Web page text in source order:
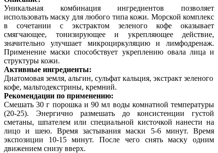
Уникальная комбинация ингредиентов позволяет
использовать маску для любого типа кожи. Морской комплекс
в сочетании с экстрактом зеленого кофе оказывает
смягчающее, тонизирующее и укрепляющее действие,
значительно улучшает микроциркуляцию и лимфодренаж.
Применение маски способствует укреплению овала лица и
структуры кожи.
Активные ингредиенты:
Диатомовая земля, альгин, сульфат кальция, экстракт зеленого
кофе, мальтодекстрины, кремний.
Рекомендации по применению:
Смешать 30 г порошка и 90 мл воды комнатной температуры
(20-25). Энергично размешать до консистенции густой
сметаны, шпателем или специальной кисточкой нанести на
лицо и шею. Время застывания маски 5-6 минут. Время
экспозиции 10-15 минут. После чего снять маску одним
движением снизу вверх.